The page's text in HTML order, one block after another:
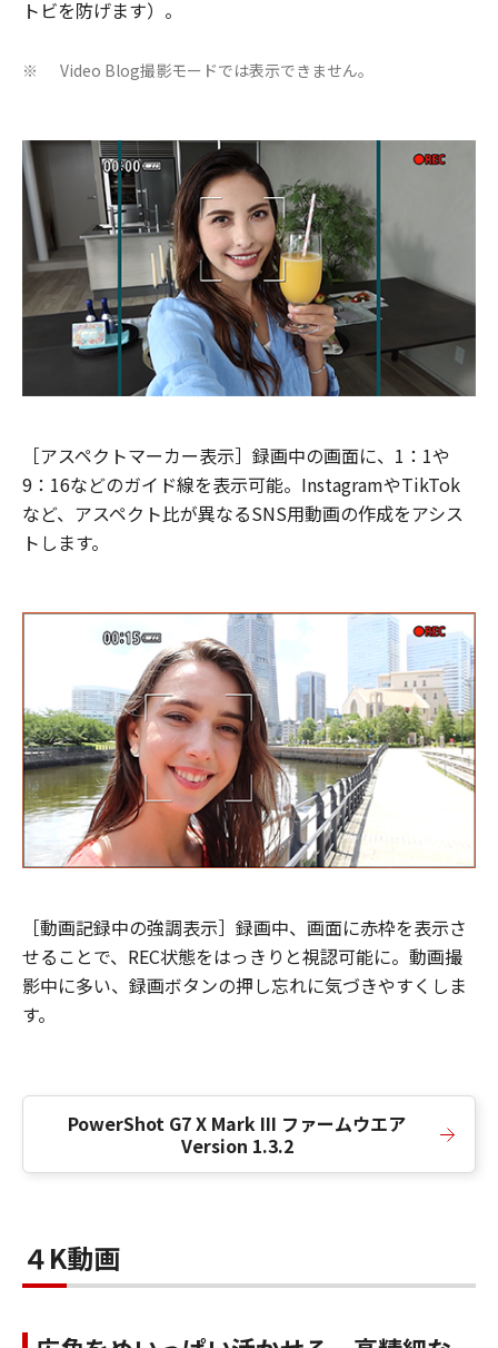
トビを防げます）。
※ Video Blog撮影モードでは表示できません。
［アスペクトマーカー表示］録画中の画面に、1：1や
9：16などのガイド線を表示可能。InstagramやTikTok
など、アスペクト比が異なるSNS用動画の作成をアシス
トします。
［動画記録中の強調表示］録画中、画面に赤枠を表示さ
せることで、REC状態をはっきりと視認可能に。動画撮
影中に多い、録画ボタンの押し忘れに気づきやすくしま
す。
PowerShot G7 X Mark III ファームウエア
Version 1.3.2
４K動画